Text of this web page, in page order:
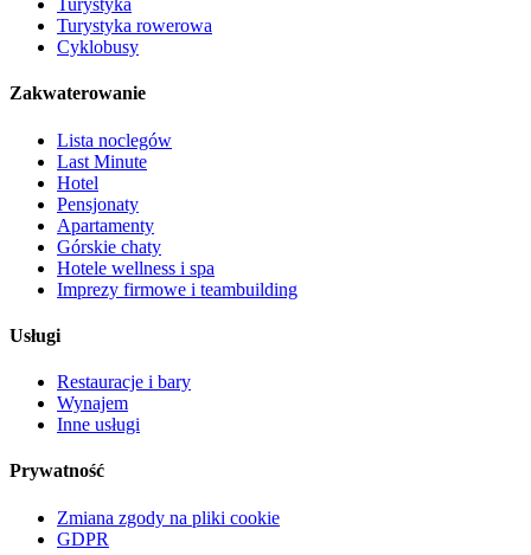
Turystyka
Turystyka rowerowa
Cyklobusy
Zakwaterowanie
Lista noclegów
Last Minute
Hotel
Pensjonaty
Apartamenty
Górskie chaty
Hotele wellness i spa
Imprezy firmowe i teambuilding
Usługi
Restauracje i bary
Wynajem
Inne usługi
Prywatność
Zmiana zgody na pliki cookie
GDPR